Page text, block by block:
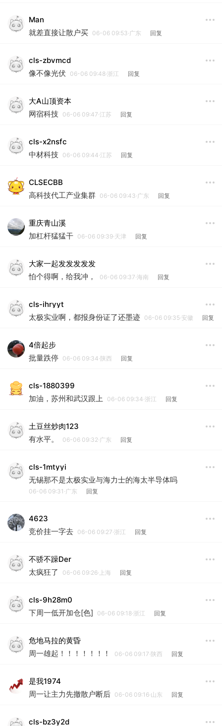
Man
就差直接让散户买 06-06 09:53·广东 回复
cls-zbvmcd
像不像光伏
06-06 09:48·浙江 回复
大A山顶资本
网宿科技
06-06 09:47·江苏 回复
cls-x2nsfc
中材科技
06-06 09:44·江苏 回复
CLSECBB
高科技代工产业集群 06-06 09:43·广东 回复
重庆青山溪
加杠杆猛猛干 06-06 09:39·天津 回复
大家一起发发发发发
怕个得啊，给我冲，
06-06 09:37·海南 回复
cls-ihryyt
太极实业啊，都报身份证了还墨迹 06-06 09:35·安徽 回复
4倍起步
批量跌停 06-06 09:34·陕西 回复
cls-1880399
加油，苏州和武汉跟上 06-06 09:34·浙江 回复
土豆丝炒肉123
有水平。
06-06 09:32·广东 回复
cls-1mtyyi
无锡那不是太极实业与海力士的海太半导体吗
06-06 09:31·广东 回复
4623
竞价挂一字去 06-06 09:27·浙江 回复
不骄不躁Der
太疯狂了
06-06 09:26·上海 回复
cls-9h28m0
下周一低开加仓[色]
06-06 09:18·浙江 回复
危地马拉的黄昏
周一雄起！！！！！！！
06-06 09:17·陕西 回复
是我1974
周一让主力先撤散户断后 06-06 09:16·山东 回复
cls-bz3y2d